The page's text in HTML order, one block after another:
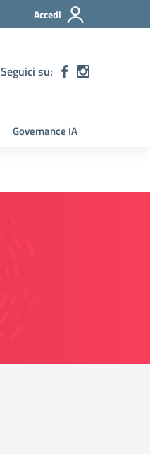
Accedi
Seguici su:
Governance IA